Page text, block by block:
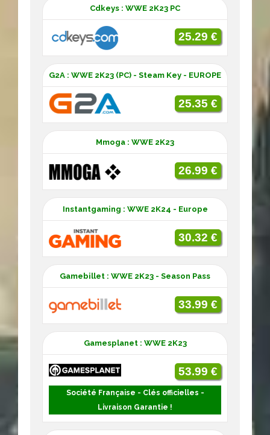
Cdkeys : WWE 2K23 PC
25.29 €
G2A : WWE 2K23 (PC) - Steam Key - EUROPE
25.35 €
Mmoga : WWE 2K23
26.99 €
Instantgaming : WWE 2K24 - Europe
30.32 €
Gamebillet : WWE 2K23 - Season Pass
33.99 €
Gamesplanet : WWE 2K23
53.99 €
Société Française - Clés officielles -
Livraison Garantie !